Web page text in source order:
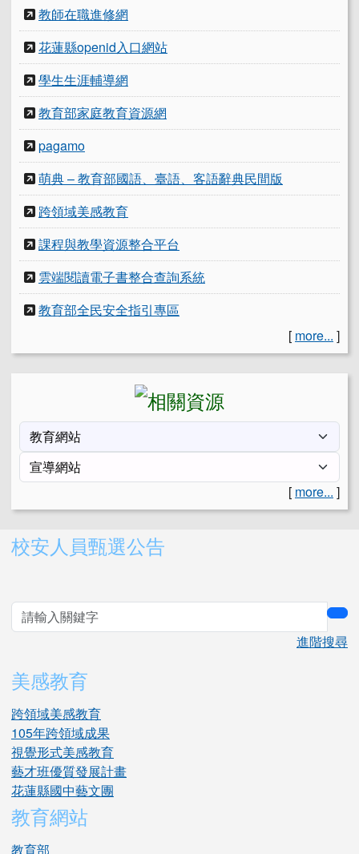
教師在職進修網
花蓮縣openid入口網站
學生生涯輔導網
教育部家庭教育資源網
pagamo
萌典 – 教育部國語、臺語、客語辭典民間版
跨領域美感教育
課程與教學資源整合平台
雲端閱讀電子書整合查詢系統
教育部全民安全指引專區
[ more... ]
[ more... ]
右邊區域內容
校安人員甄選公告
進階搜尋
美感教育
跨領域美感教育
105年跨領域成果
視覺形式美感教育
藝才班優質發展計畫
花蓮縣國中藝文團
教育網站
教育部